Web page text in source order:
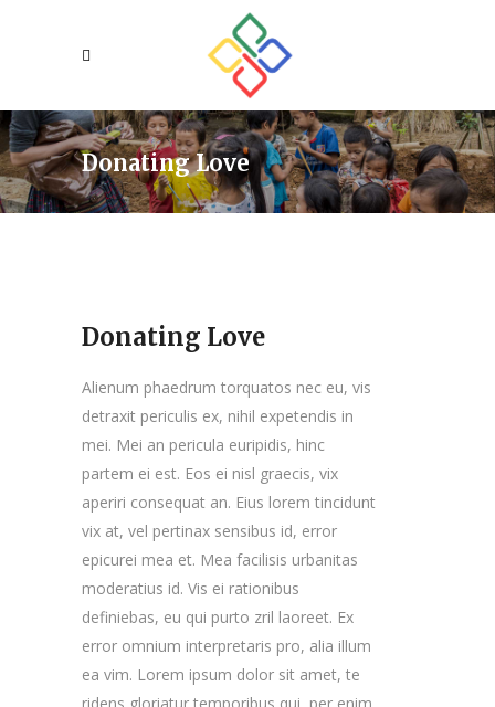
Donating Love
Donating Love
Alienum phaedrum torquatos nec eu, vis
detraxit periculis ex, nihil expetendis in
mei. Mei an pericula euripidis, hinc
partem ei est. Eos ei nisl graecis, vix
aperiri consequat an. Eius lorem tincidunt
vix at, vel pertinax sensibus id, error
epicurei mea et. Mea facilisis urbanitas
moderatius id. Vis ei rationibus
definiebas, eu qui purto zril laoreet. Ex
error omnium interpretaris pro, alia illum
ea vim. Lorem ipsum dolor sit amet, te